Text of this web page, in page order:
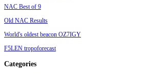
NAC Best of 9
Old NAC Results
World's oldest beacon OZ7IGY
F5LEN tropoforecast
Categories